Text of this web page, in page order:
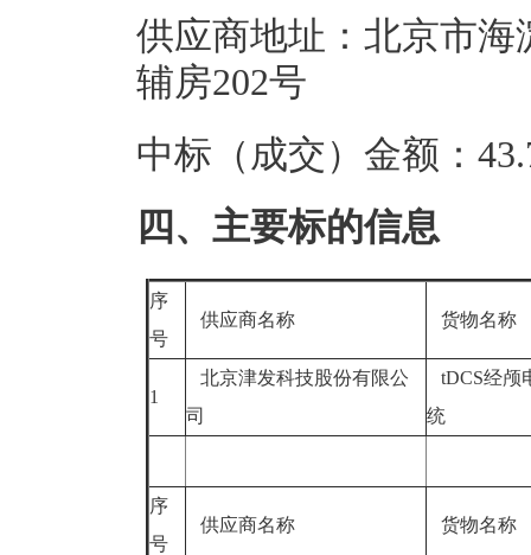
供应商地址：北京市海
辅房202号
中标（成交）金额：
四、主要标的信息
序
号
供应商名称 货物名称
1
北京津发科技股份有限公
司
tDCS经颅
统
序
号
供应商名称 货物名称